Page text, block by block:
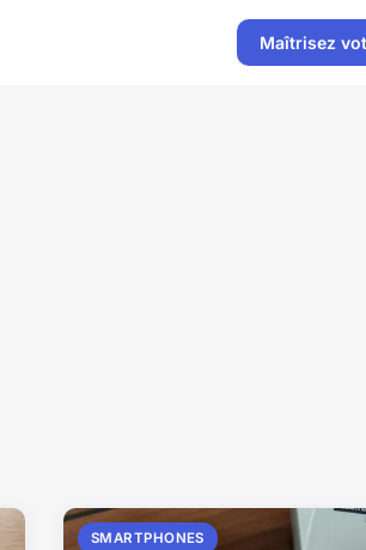
Maîtrisez
SMARTPHONES